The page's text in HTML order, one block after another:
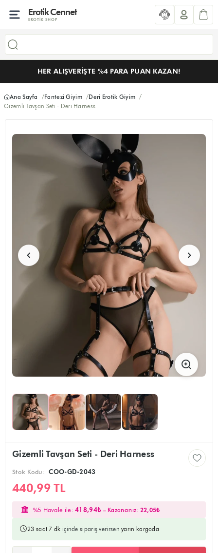
Erotik Cennet
EROTIK SHOP
HER ALIŞVERIŞTE %4 PARA PUAN KAZAN!
Ana Sayfa Fantezi Giyim
Deri Erotik Giyim
Gizemli Tavşan Seti - Deri Harness
Gizemli Tavşan Seti - Deri Harness
Stok Kodu: COO-GD-2043
440,99 TL
%5 Havale ile:418,94₺ – Kazancınız: 22,05₺
23 saat 7 dk içinde sipariş verirsenyarın kargoda
Ürünü sepete ekler, alışverişe devam edebilirsiniz
Doğrudan ödeme sayfasına yönlendirir